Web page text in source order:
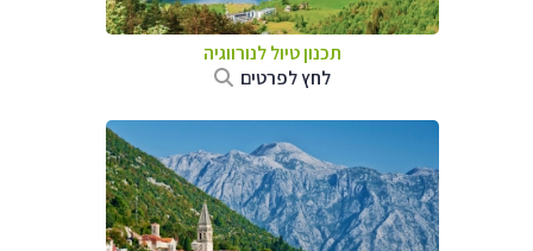
תכנון טיול לנורווגיה
לחץ לפרטים